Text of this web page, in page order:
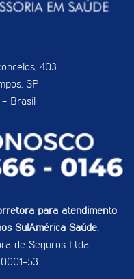
403
SP
- Brasil
para atendimento
SulAmérica Saúde.
de Seguros Ltda
0001-53